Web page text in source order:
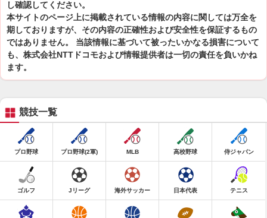
し確認してください。
本サイトのページ上に掲載されている情報の内容に関しては万全を
期しておりますが、その内容の正確性および安全性を保証するもの
ではありません。 当該情報に基づいて被ったいかなる損害について
も、株式会社NTTドコモおよび情報提供者は一切の責任を負いかね
ます。
競技一覧
プロ野球 プロ野球(2軍) MLB 高校野球 侍ジャパン
ゴルフ Jリーグ 海外サッカー 日本代表 テニス